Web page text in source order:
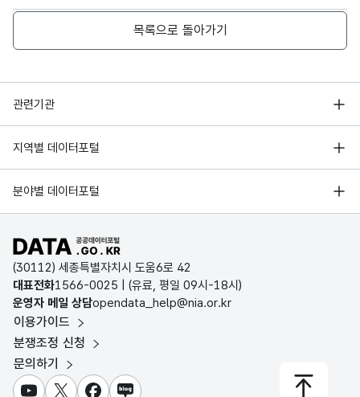
경상남도
2026 국립경
2026 46 국립목
2026 52 전북대
2026 44 충청남도
2026 44 충청남도
2026 43
2026 43 전문대학원
목록으로 돌아가기
관련기관
행정안전부
한국지능정보사회진흥원
국가정보자원관리원
지역별 데이터포털
서울 열린데이터광장
경기데이터드림
D-데이터허브
인천데이터포털
울산광역시 데이터포털
전남광주통합특별시 빅데이터 플랫폼
대전광역시 데이터포털
세종특별자치시 데이터포털
분야별 데이터포털
기상자료개방포털
국토교통부 공간정보오픈플랫폼
환경부 환경데이터포털
문화데이터광장
농림축산식품 공공데이터포털
보건의료빅데이터개방시스템
식품의약품안전처 데이터포털
공공데이터포털 바로가기
(30112) 세종특별자치시 도움6로 42
대표전화1566-0025 | (유료, 평일 09시-18시)
운영자 메일 상담opendata_help@nia.or.kr
이용가이드
분쟁조정 신청
문의하기